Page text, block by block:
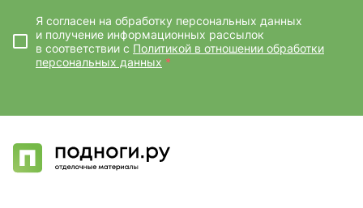
Я согласен на обработку персональных данных
и получение информационных рассылок
в соответствии с Политикой в отношении обработки
персональных данных *